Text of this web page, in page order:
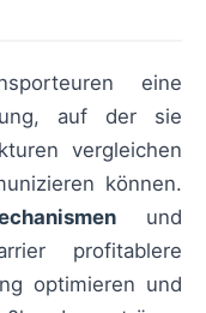
eine
auf der sie
vergleichen
können.
und
profitablere
optimieren und